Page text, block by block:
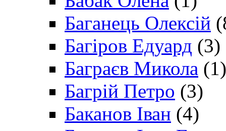
Баганець Олексій
Багіров Едуард (3)
Баграєв Микола (1)
Багрій Петро (3)
Баканов Іван (4)